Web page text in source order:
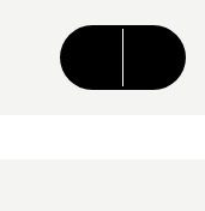
CONTENU